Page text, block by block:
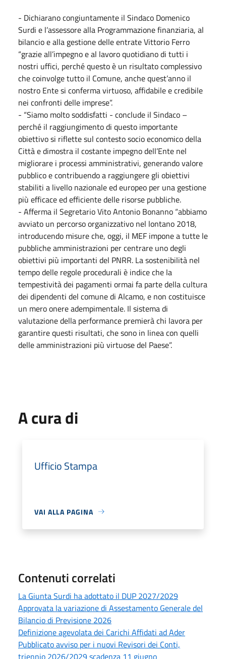
- Dichiarano congiuntamente il Sindaco Domenico
Surdi e l’assessore alla Programmazione finanziaria, al
bilancio e alla gestione delle entrate Vittorio Ferro
“grazie all’impegno e al lavoro quotidiano di tutti i
nostri uffici, perché questo è un risultato complessivo
che coinvolge tutto il Comune, anche quest’anno il
nostro Ente si conferma virtuoso, affidabile e credibile
nei confronti delle imprese”.
- “Siamo molto soddisfatti - conclude il Sindaco –
perché il raggiungimento di questo importante
obiettivo si riflette sul contesto socio economico della
Città e dimostra il costante impegno dell’Ente nel
migliorare i processi amministrativi, generando valore
pubblico e contribuendo a raggiungere gli obiettivi
stabiliti a livello nazionale ed europeo per una gestione
più efficace ed efficiente delle risorse pubbliche.
- Afferma il Segretario Vito Antonio Bonanno “abbiamo
avviato un percorso organizzativo nel lontano 2018,
introducendo misure che, oggi, il MEF impone a tutte le
pubbliche amministrazioni per centrare uno degli
obiettivi più importanti del PNRR. La sostenibilità nel
tempo delle regole procedurali è indice che la
tempestività dei pagamenti ormai fa parte della cultura
dei dipendenti del comune di Alcamo, e non costituisce
un mero onere adempimentale. Il sistema di
valutazione della performance premierà chi lavora per
garantire questi risultati, che sono in linea con quelli
delle amministrazioni più virtuose del Paese”.
A cura di
Ufficio Stampa
VAI ALLA PAGINA
Contenuti correlati
La Giunta Surdi ha adottato il DUP 2027/2029
Approvata la variazione di Assestamento Generale del
Bilancio di Previsione 2026
Definizione agevolata dei Carichi Affidati ad Ader
Pubblicato avviso per i nuovi Revisori dei Conti,
triennio 2026/2029 scadenza 11 giugno